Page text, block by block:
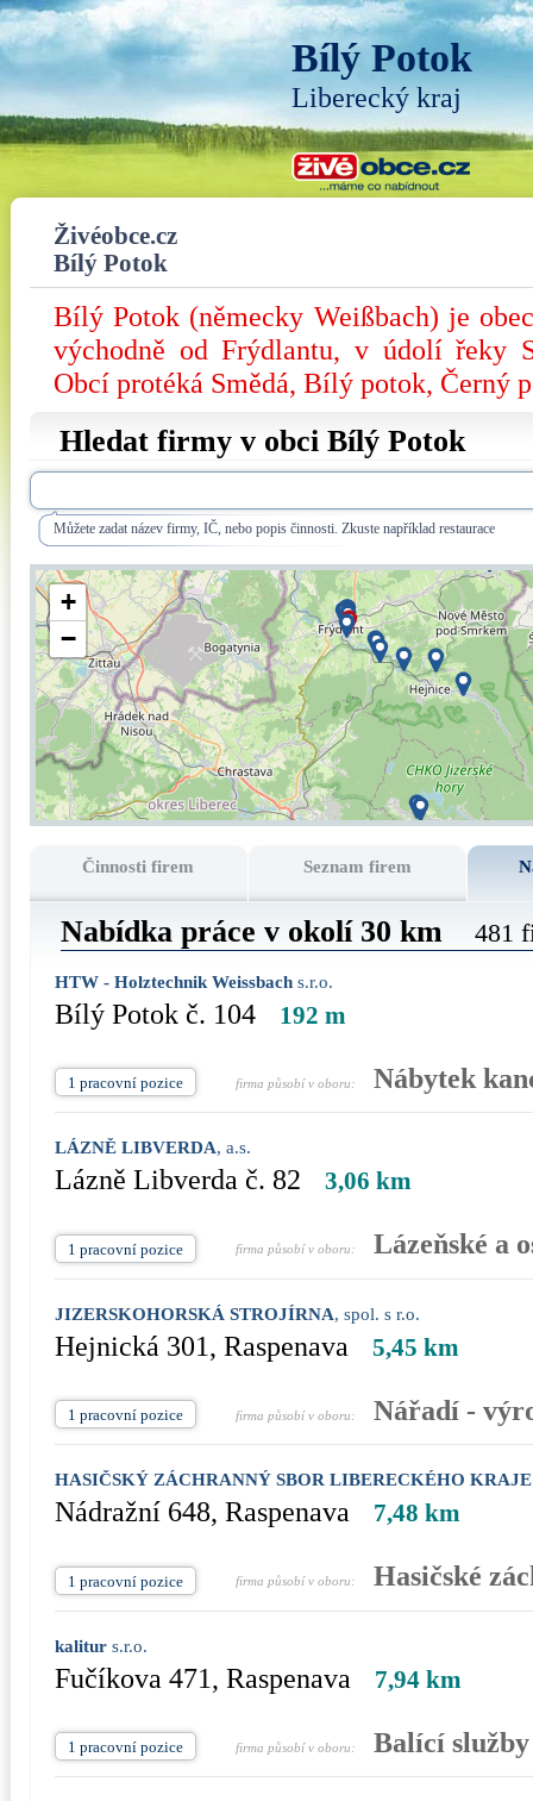
Bílý Potok
Liberecký kraj
Živéobce.cz
Bílý Potok
Bílý Potok (německy Weißbach) je
východně od Frýdlantu, v údolí řeky
Obcí protéká Smědá, Bílý potok, Černý
Hledat firmy v obci Bílý Potok
Můžete zadat název firmy, IČ, nebo popis činnosti. Zkuste například restaurace
+
−
Činnosti firem Seznam firem
Nabídka práce v okolí 30 km 481
HTW - Holztechnik Weissbach s.r.o.
Bílý Potok č. 104 192 m
1 pracovní pozice firma působí v oboru: Nábytek
LÁZNĚ LIBVERDA, a.s.
Lázně Libverda č. 82 3,06 km
1 pracovní pozice firma působí v oboru: Lázeňské a
JIZERSKOHORSKÁ STROJÍRNA, spol. s r.o.
Hejnická 301, Raspenava 5,45 km
1 pracovní pozice firma působí v oboru: Nářadí -
HASIČSKÝ ZÁCHRANNÝ SBOR LIBERECKÉHO KRAJE
Nádražní 648, Raspenava 7,48 km
1 pracovní pozice firma působí v oboru: Hasičské
kalitur s.r.o.
Fučíkova 471, Raspenava 7,94 km
1 pracovní pozice firma působí v oboru: Balící služby